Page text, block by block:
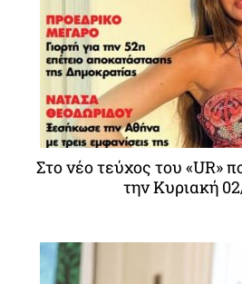
Στο νέο τεύχος του «UR»
την Κυριακή